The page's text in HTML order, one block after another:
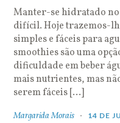
Manter-se hidratado no
difícil. Hoje trazemos-
simples e fáceis para
smoothies são uma
dificuldade em beber
mais nutrientes, mas
serem fáceis […]
Margarida Morais 14 DE